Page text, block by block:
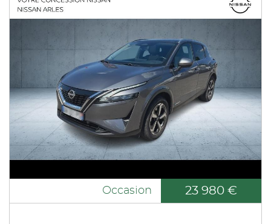
Occasion 23 980 €